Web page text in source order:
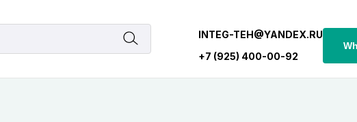
INTEG-TEH@YANDEX.RU
+7 (925) 400-00-92